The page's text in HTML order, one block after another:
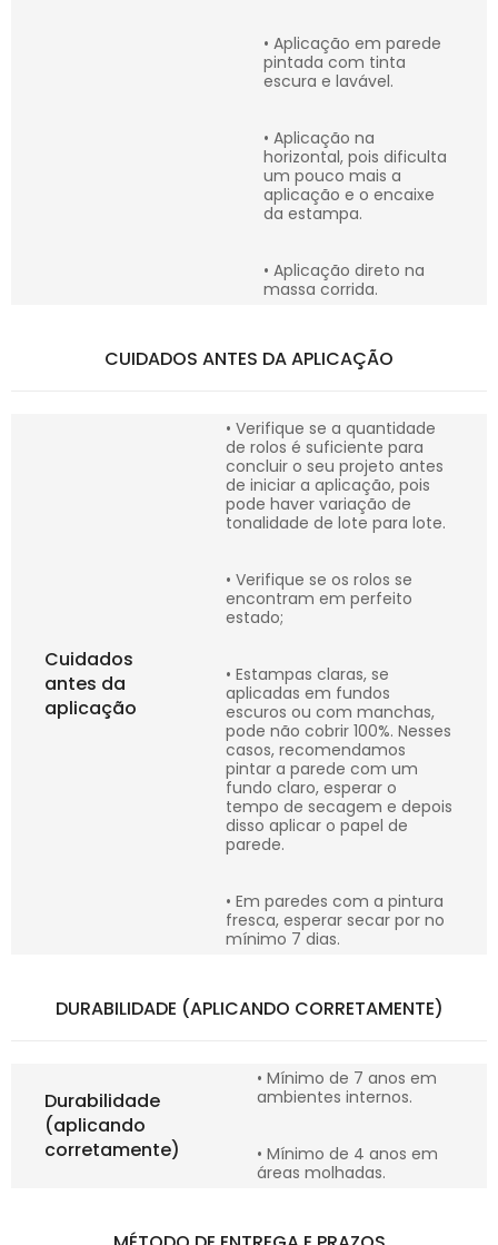
• Aplicação em parede
pintada com tinta
escura e lavável.
• Aplicação na
horizontal, pois dificulta
um pouco mais a
aplicação e o encaixe
da estampa.
• Aplicação direto na
massa corrida.
CUIDADOS ANTES DA APLICAÇÃO
Cuidados
antes da
aplicação
• Verifique se a quantidade
de rolos é suficiente para
concluir o seu projeto antes
de iniciar a aplicação, pois
pode haver variação de
tonalidade de lote para lote.
• Verifique se os rolos se
encontram em perfeito
estado;
• Estampas claras, se
aplicadas em fundos
escuros ou com manchas,
pode não cobrir 100%. Nesses
casos, recomendamos
pintar a parede com um
fundo claro, esperar o
tempo de secagem e depois
disso aplicar o papel de
parede.
• Em paredes com a pintura
fresca, esperar secar por no
mínimo 7 dias.
DURABILIDADE (APLICANDO CORRETAMENTE)
Durabilidade
(aplicando
corretamente)
• Mínimo de 7 anos em
ambientes internos.
• Mínimo de 4 anos em
áreas molhadas.